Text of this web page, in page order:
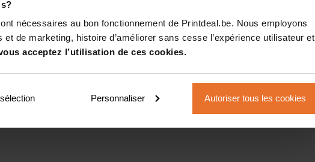
nécessaires au bon fonctionnement de Printdeal.be. Nous employons
de marketing, histoire d’améliorer sans cesse l’expérience utilisateur et
acceptez l’utilisation de ces cookies.
Personnaliser Autoriser tous les cookies